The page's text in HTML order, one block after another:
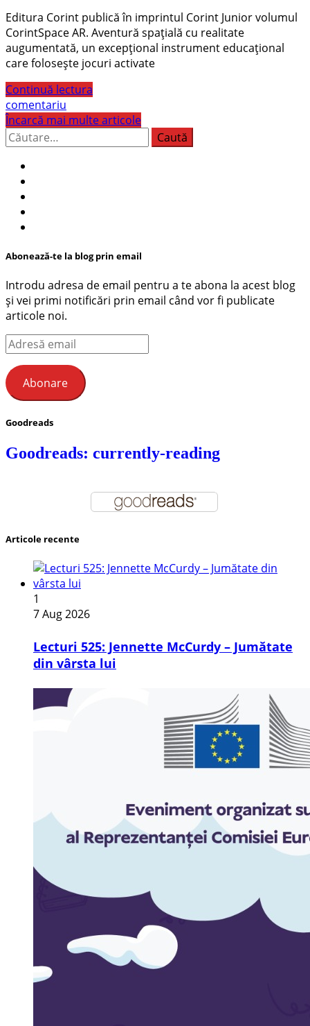
Editura Corint publică în imprintul Corint Junior volumul
CorintSpace AR. Aventură spațială cu realitate
augumentată, un excepțional instrument educațional
care folosește jocuri activate
Continuă lectura
comentariu
Încarcă mai multe articole
Caută
după:
Abonează-te la blog prin email
Introdu adresa de email pentru a te abona la acest blog
și vei primi notificări prin email când vor fi publicate
articole noi.
Adresă
email
Abonare
Goodreads
Goodreads: currently-reading
Articole recente
1
7 Aug 2026
Lecturi 525: Jennette McCurdy – Jumătate
din vârsta lui